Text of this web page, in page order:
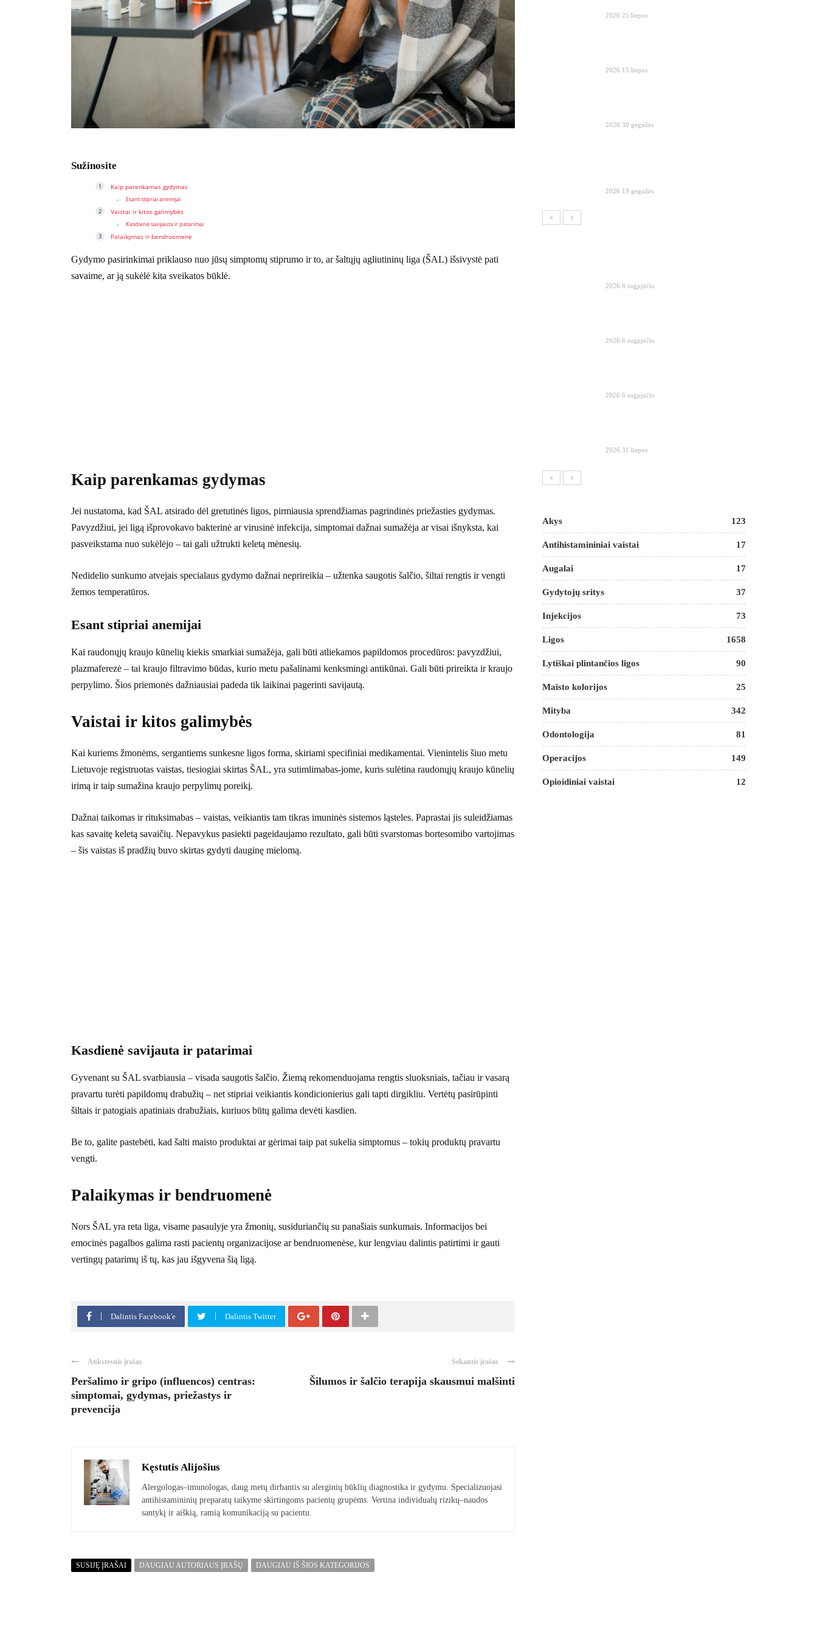
Sužinosite
Kaip parenkamas gydymas
Esant stipriai anemijai
Vaistai ir kitos galimybės
Kasdienė savijauta ir patarimai
Palaikymas ir bendruomenė
Gydymo pasirinkimai priklauso nuo jūsų simptomų stiprumo ir to, ar šaltųjų agliutininų liga (ŠAL) išsivystė pati
savaime, ar ją sukėlė kita sveikatos būklė.
Kaip parenkamas gydymas
Jei nustatoma, kad ŠAL atsirado dėl gretutinės ligos, pirmiausia sprendžiamas pagrindinės priežasties gydymas.
Pavyzdžiui, jei ligą išprovokavo bakterinė ar virusinė infekcija, simptomai dažnai sumažėja ar visai išnyksta, kai
pasveikstama nuo sukėlėjo – tai gali užtrukti keletą mėnesių.
Nedidelio sunkumo atvejais specialaus gydymo dažnai neprireikia – užtenka saugotis šalčio, šiltai rengtis ir vengti
žemos temperatūros.
Esant stipriai anemijai
Kai raudonųjų kraujo kūnelių kiekis smarkiai sumažėja, gali būti atliekamos papildomos procedūros: pavyzdžiui,
plazmaferezė – tai kraujo filtravimo būdas, kurio metu pašalinami kenksmingi antikūnai. Gali būti prireikta ir kraujo
perpylimo. Šios priemonės dažniausiai padeda tik laikinai pagerinti savijautą.
Vaistai ir kitos galimybės
Kai kuriems žmonėms, sergantiems sunkesne ligos forma, skiriami specifiniai medikamentai. Vienintelis šiuo metu
Lietuvoje registruotas vaistas, tiesiogiai skirtas ŠAL, yra sutimlimabas-jome, kuris sulėtina raudonųjų kraujo kūnelių
irimą ir taip sumažina kraujo perpylimų poreikį.
Dažnai taikomas ir rituksimabas – vaistas, veikiantis tam tikras imuninės sistemos ląsteles. Paprastai jis suleidžiamas
kas savaitę keletą savaičių. Nepavykus pasiekti pageidaujamo rezultato, gali būti svarstomas bortesomibo vartojimas
– šis vaistas iš pradžių buvo skirtas gydyti dauginę mielomą.
Kasdienė savijauta ir patarimai
Gyvenant su ŠAL svarbiausia – visada saugotis šalčio. Žiemą rekomenduojama rengtis sluoksniais, tačiau ir vasarą
pravartu turėti papildomų drabužių – net stipriai veikiantis kondicionierius gali tapti dirgikliu. Vertėtų pasirūpinti
šiltais ir patogiais apatiniais drabužiais, kuriuos būtų galima devėti kasdien.
Be to, galite pastebėti, kad šalti maisto produktai ar gėrimai taip pat sukelia simptomus – tokių produktų pravartu
vengti.
Palaikymas ir bendruomenė
Nors ŠAL yra reta liga, visame pasaulyje yra žmonių, susiduriančių su panašiais sunkumais. Informacijos bei
emocinės pagalbos galima rasti pacientų organizacijose ar bendruomenėse, kur lengviau dalintis patirtimi ir gauti
vertingų patarimų iš tų, kas jau išgyvena šią ligą.
Dalintis Facebook'e Dalintis Twitter
Ankstesnis įrašas
Peršalimo ir gripo (influencos) centras:
simptomai, gydymas, priežastys ir
prevencija
Sekantis įrašas
Šilumos ir šalčio terapija skausmui malšinti
Kęstutis Alijošius
Alergologas–imunologas, daug metų dirbantis su alerginių būklių diagnostika ir gydymu. Specializuojasi
antihistamininių preparatų taikyme skirtingoms pacientų grupėms. Vertina individualų rizikų–naudos
santykį ir aiškią, ramią komunikaciją su pacientu.
SUSIJĘ ĮRAŠAI DAUGIAU AUTORIAUS ĮRAŠŲ DAUGIAU IŠ ŠIOS KATEGORIJOS
2026 25 liepos
2026 15 liepos
2026 30 gegužės
2026 19 gegužės
2026 6 rugpjūčio
2026 6 rugpjūčio
2026 6 rugpjūčio
2026 31 liepos
Akys 123
Antihistamininiai vaistai 17
Augalai 17
Gydytojų sritys 37
Injekcijos 73
Ligos 1658
Lytiškai plintančios ligos 90
Maisto kolorijos 25
Mityba 342
Odontologija 81
Operacijos 149
Opioidiniai vaistai 12